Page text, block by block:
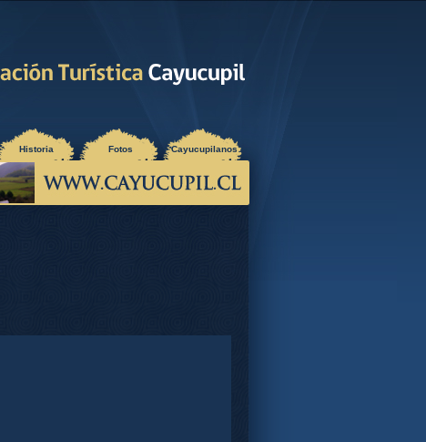
Historia Fotos Cayucupilanos